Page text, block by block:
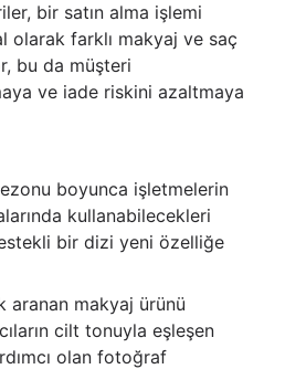
bir satın alma işlemi
olarak farklı makyaj ve saç
bu da müşteri
ve iade riskini azaltmaya
boyunca işletmelerin
kullanabilecekleri
bir dizi yeni özelliğe
aranan makyaj ürünü
cilt tonuyla eşleşen
olan fotoğraf